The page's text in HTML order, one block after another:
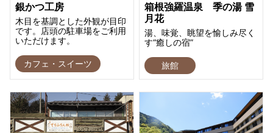
銀かつ工房
木目を基調とした外観が目印
です。店頭の駐車場をご利用
いただけます。
カフェ・スイーツ
箱根強羅温泉 季の湯 雪
月花
湯、味覚、眺望を愉しみ尽く
す“癒しの宿”
旅館